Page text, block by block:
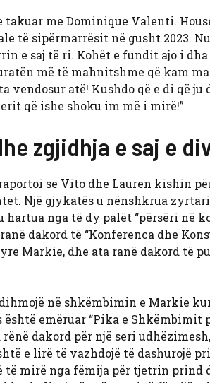
me Dominique Valenti.
të sipërmarrësit në gusht 2023.
e saj të ri. Kohët e fundit ajo i
më të mahnitshme që kam
vendosur atë! Kushdo që e di që ju
që ishe shoku im më i mirë!”
zgjidhja e saj e
se Vito dhe Lauren kishin
Një gjykatës u nënshkrua
hartua nga të dy palët “përsëri në
dakord të “Konferenca dhe
Markie, dhe ata ranë dakord të
në shkëmbimin e Markie
emëruar “Pika e
dakord për një seri
e lirë të vazhdojë të dashurojë
të mirë nga fëmija për tjetrin